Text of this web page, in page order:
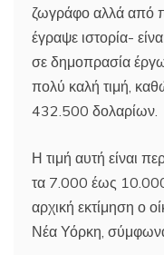
ζωγράφο αλλά από
έγραψε ιστορία-
σε δημοπρασία
πολύ καλή τιμή,
432.500 δολαρίων.
Η τιμή αυτή είναι
τα 7.000 έως
αρχική εκτίμηση ο
Νέα Υόρκη,